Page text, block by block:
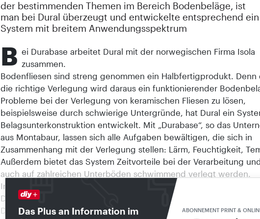
der bestimmenden Themen im Bereich Bodenbeläge, ist
man bei Dural überzeugt und entwickelte entsprechend ein
System mit breitem Anwendungsspektrum
Das Plus an Information im
ABONNEMENT PRINT &
B ei Durabase arbeitet Dural mit der norwegischen Firma Isola
zusammen.
Bodenfliesen sind streng genommen ein Halbfertigprodukt. Denn
die richtige Verlegung wird daraus ein funktionierender
Probleme bei der Verlegung von keramischen Fliesen zu lösen,
beispielsweise durch schwierige Untergründe, hat Dural ein
Belagsunterkonstruktion entwickelt. Mit „Durabase“, so das
aus Montabaur, lassen sich alle Aufgaben bewältigen, die sich in
Zusammenhang mit der Verlegung stellen: Lärm, Feuchtigkeit,
Außerdem bietet das System Zeitvorteile bei der Verarbeitung
auch auf zahlreichen Unterböden schwimmend verlegt werden.
Insgesamt vier unterschiedliche Matten, die für den Baumarkt auf
Display zusammengefasst wurden, enthält das System:
Durabase CI ist eine vielfältig einsetzbare Matte (Aufbauhöhe drei